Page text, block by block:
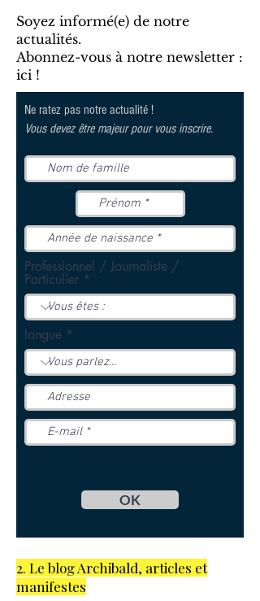
Soyez informé(e) de notre
actualités.
Abonnez-vous à notre newsletter :
ici !
Ne ratez pas notre actualité !
Vous devez être majeur pour vous inscrire.
Professionnel / Journaliste /
Particulier
langue
OK
2. Le blog Archibald, articles et
manifestes